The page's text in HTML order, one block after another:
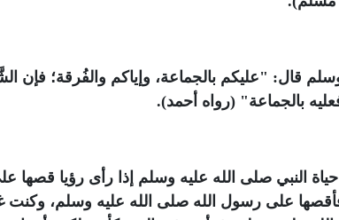
قال: "عليكم بالجماعة، وإياكم والفُرقة؛ فإن
بالجماعة" (رواه أحمد).
النبي صلى الله عليه وسلم إذا رأى رؤيا قصها
على رسول الله صلى الله عليه وسلم، وكنت